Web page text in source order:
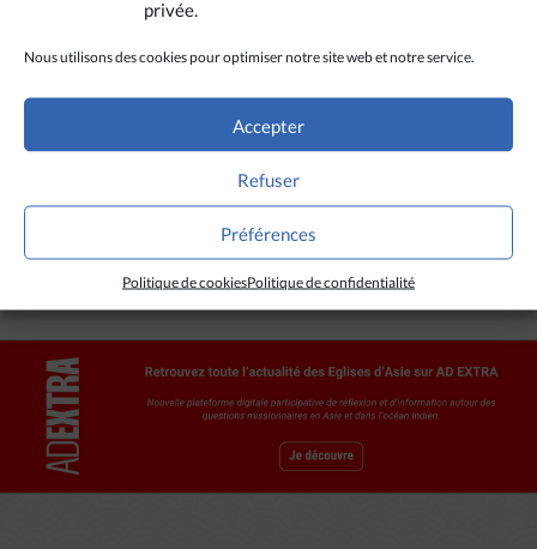
privée.
Nous utilisons des cookies pour optimiser notre site web et notre service.
Accepter
Refuser
Préférences
Politique de cookiesPolitique de confidentialité
Ucanews